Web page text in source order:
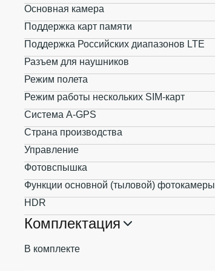
Основная камера
Поддержка карт памяти
Поддержка Российских диапазонов LTE
Разъем для наушников
Режим полета
Режим работы нескольких SIM-карт
Система A-GPS
Страна производства
Управление
Фотовспышка
Функции основной (тыловой) фотокамеры
HDR
Комплектация
В комплекте